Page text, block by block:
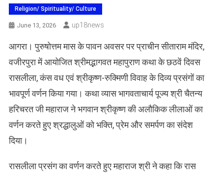
Religion/ Spirituality/ Culture
June 13, 2026 Up18news
आगरा। पुरुषोत्तम मास के पावन अवसर पर प्राचीन सीताराम मंदिर,
वजीरपुरा में आयोजित श्रीमद्भागवत महापुराण कथा के छठवें दिवस
रासलीला, कंस वध एवं श्रीकृष्ण-रुक्मिणी विवाह के दिव्य प्रसंगों का
भावपूर्ण वर्णन किया गया। कथा व्यास भागवताचार्य पूज्य श्री चैतन्य
हरिचरत जी महाराज ने भगवान श्रीकृष्ण की अलौकिक लीलाओं का
वर्णन करते हुए श्रद्धालुओं को भक्ति, प्रेम और समर्पण का संदेश
दिया।
रासलीला प्रसंग का वर्णन करते हुए महाराज श्री ने कहा कि रास